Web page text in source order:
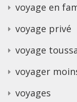
voyage en
voyage privé
voyage
voyager
voyages